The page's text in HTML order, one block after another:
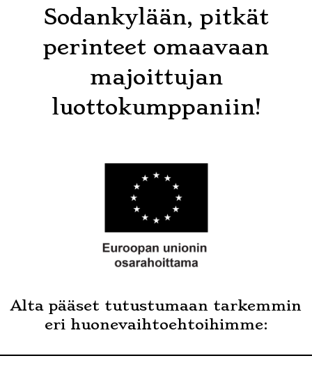
Sodankylään, pitkät
perinteet omaavaan
majoittujan
luottokumppaniin!
Alta pääset tutustumaan tarkemmin
eri huonevaihtoehtoihimme: